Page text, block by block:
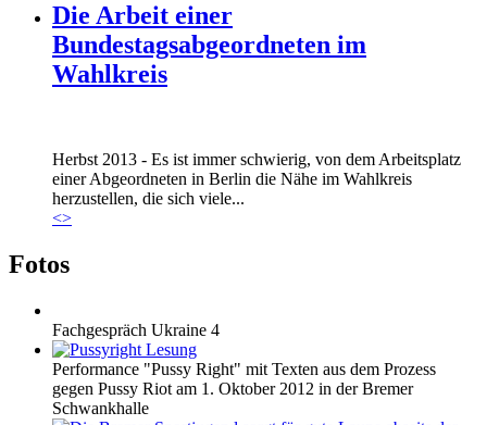
Die Arbeit einer
Bundestagsabgeordneten im
Wahlkreis
Marie_und_Wahlkreis.jpg
Marie_und_Wahlkreis.jpg
Herbst 2013 - Es ist immer schwierig, von dem Arbeitsplatz
einer Abgeordneten in Berlin die Nähe im Wahlkreis
herzustellen, die sich viele...
<>
Fotos
Fachgespräch Ukraine 4
Performance "Pussy Right" mit Texten aus dem Prozess
gegen Pussy Riot am 1. Oktober 2012 in der Bremer
Schwankhalle